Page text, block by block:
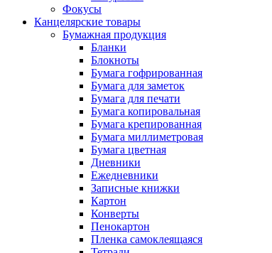
Фокусы
Канцелярские товары
Бумажная продукция
Бланки
Блокноты
Бумага гофрированная
Бумага для заметок
Бумага для печати
Бумага копировальная
Бумага крепированная
Бумага миллиметровая
Бумага цветная
Дневники
Ежедневники
Записные книжки
Картон
Конверты
Пенокартон
Пленка самоклеящаяся